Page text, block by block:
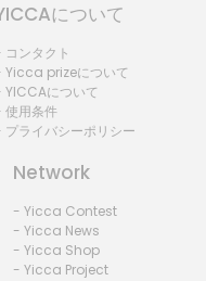
について
コンタクト
Yicca prizeについて
YICCAについて
使用条件
プライバシーポリシー
Network
- Yicca Contest
- Yicca News
- Yicca Shop
- Yicca Project